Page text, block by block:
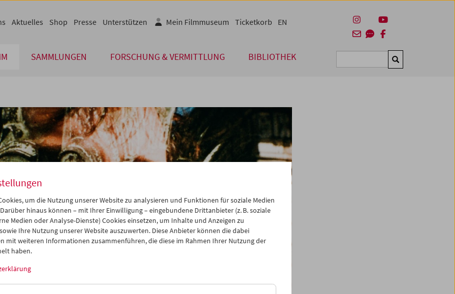
SAMMLUNGEN FORSCHUNG & VERMITTLUNG BIBLIOTHEK Suchen
Aktuelles Shop Presse Unterstützen Mein Filmmuseum Ticketkorb EN
um die Nutzung unserer Website zu analysieren und Funktionen für soziale Medien
hinaus können – mit Ihrer Einwilligung – eingebundene Drittanbieter (z. B. soziale
Medien oder Analyse-Dienste) Cookies einsetzen, um Inhalte und Anzeigen zu
Ihre Nutzung unserer Website auszuwerten. Diese Anbieter können die dabei
mit weiteren Informationen zusammenführen, die diese im Rahmen Ihrer Nutzung der
haben.